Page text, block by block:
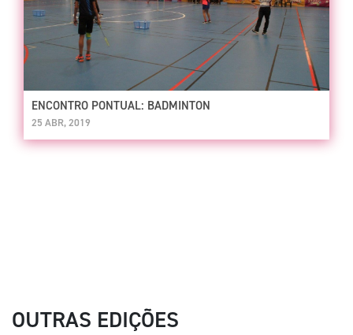
ENCONTRO PONTUAL: BADMINTON
25 ABR, 2019
OUTRAS EDIÇÕES